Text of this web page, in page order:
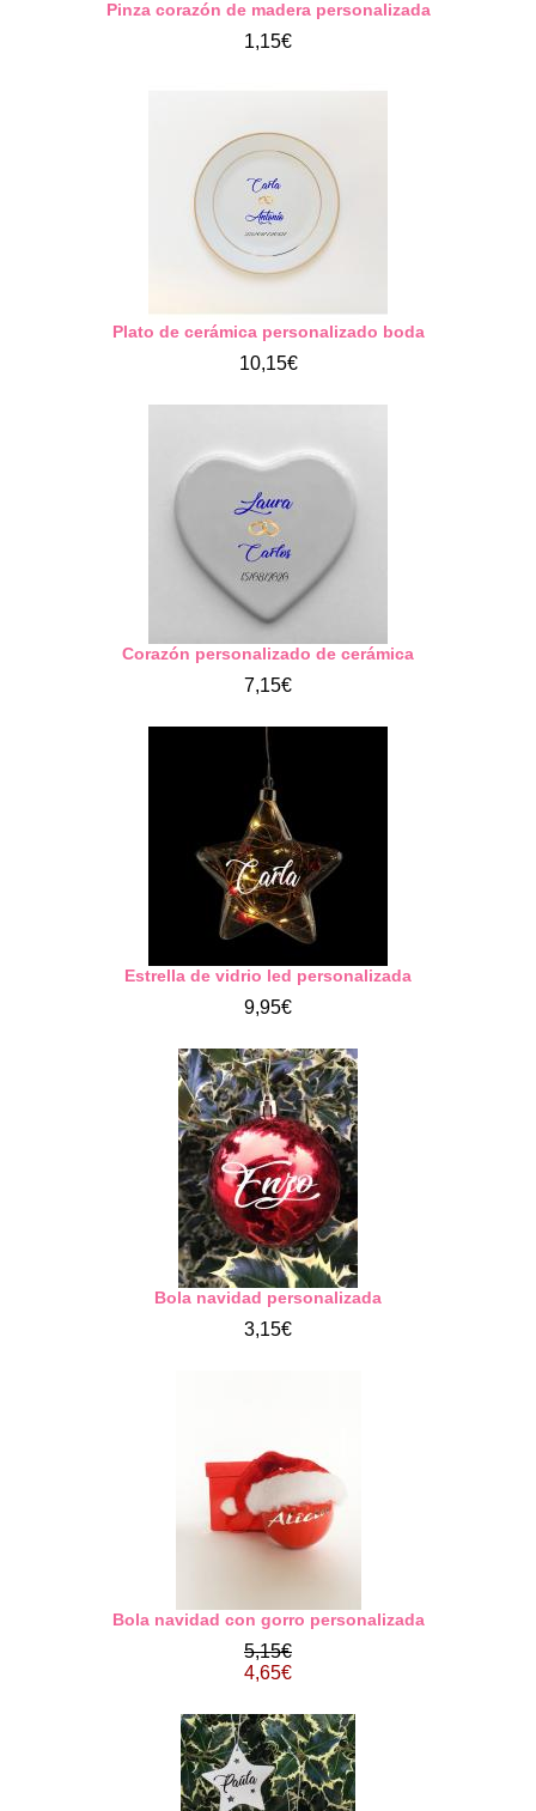
Pinza corazón de madera personalizada
1,15€
Plato de cerámica personalizado boda
10,15€
Corazón personalizado de cerámica
7,15€
Estrella de vidrio led personalizada
9,95€
Bola navidad personalizada
3,15€
Bola navidad con gorro personalizada
5,15€
4,65€